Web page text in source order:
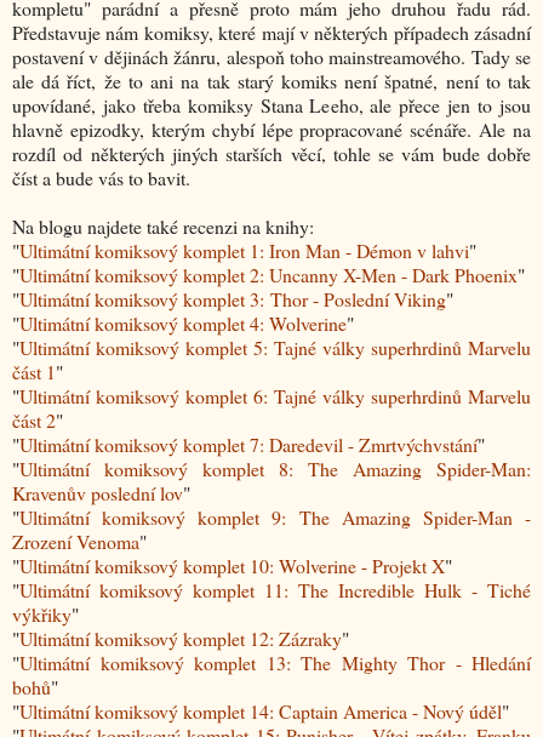
kompletu" parádní a přesně proto mám jeho druhou řadu rád.
Představuje nám komiksy, které mají v některých případech zásadní
postavení v dějinách žánru, alespoň toho mainstreamového. Tady se
ale dá říct, že to ani na tak starý komiks není špatné, není to tak
upovídané, jako třeba komiksy Stana Leeho, ale přece jen to jsou
hlavně epizodky, kterým chybí lépe propracované scénáře. Ale na
rozdíl od některých jiných starších věcí, tohle se vám bude dobře
číst a bude vás to bavit.
Na blogu najdete také recenzi na knihy:
"Ultimátní komiksový komplet 1: Iron Man - Démon v lahvi"
"Ultimátní komiksový komplet 2: Uncanny X-Men - Dark Phoenix"
"Ultimátní komiksový komplet 3: Thor - Poslední Viking"
"Ultimátní komiksový komplet 4: Wolverine"
"Ultimátní komiksový komplet 5: Tajné války superhrdinů Marvelu
část 1"
"Ultimátní komiksový komplet 6: Tajné války superhrdinů Marvelu
část 2"
"Ultimátní komiksový komplet 7: Daredevil - Zmrtvýchvstání"
"Ultimátní komiksový komplet 8: The Amazing Spider-Man:
Kravenův poslední lov"
"Ultimátní komiksový komplet 9: The Amazing Spider-Man -
Zrození Venoma"
"Ultimátní komiksový komplet 10: Wolverine - Projekt X"
"Ultimátní komiksový komplet 11: The Incredible Hulk - Tiché
výkřiky"
"Ultimátní komiksový komplet 12: Zázraky"
"Ultimátní komiksový komplet 13: The Mighty Thor - Hledání
bohů"
"Ultimátní komiksový komplet 14: Captain America - Nový úděl"